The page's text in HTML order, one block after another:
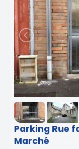
Parking Rue
Marché